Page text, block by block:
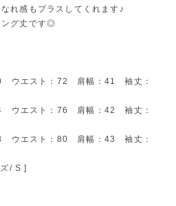
れ感もプラスしてくれます♪
ング丈です◎
ウエスト：72 肩幅：41 袖丈：
ウエスト：76 肩幅：42 袖丈：
ウエスト：80 肩幅：43 袖丈：
ズ/ S ]